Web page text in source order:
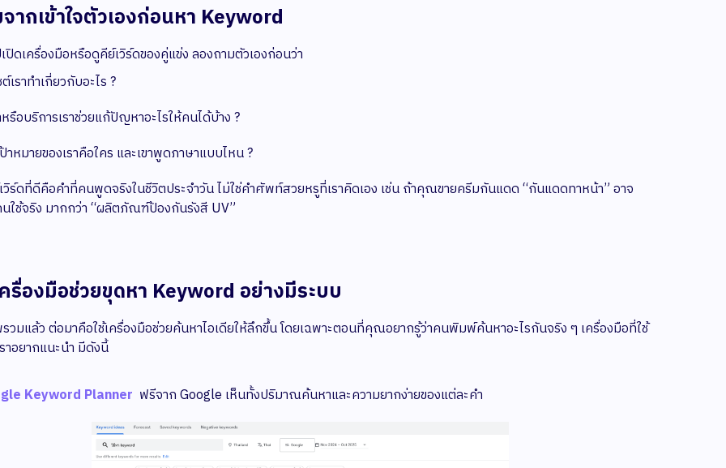
ากเข้าใจตัวเองก่อนหา Keyword
ปิดเครื่องมือหรือดูคีย์เวิร์ดของคู่แข่ง ลองถามตัวเองก่อนว่า
เราทำเกี่ยวกับอะไร ?
รือบริการเราช่วยแก้ปัญหาอะไรให้คนได้บ้าง ?
าหมายของเราคือใคร และเขาพูดภาษาแบบไหน ?
วิร์ดที่ดีคือคำที่คนพูดจริงในชีวิตประจำวัน ไม่ใช่คำศัพท์สวยหรูที่เราคิดเอง เช่น ถ้าคุณขายครีมกันแดด “กันแดดทาหน้า” อาจ
ใช้จริง มากกว่า “ผลิตภัณฑ์ป้องกันรังสี UV”
ครื่องมือช่วยขุดหา Keyword อย่างมีระบบ
วมแล้ว ต่อมาคือใช้เครื่องมือช่วยค้นหาไอเดียให้ลึกขึ้น โดยเฉพาะตอนที่คุณอยากรู้ว่าคนพิมพ์ค้นหาอะไรกันจริง ๆ เครื่องมือที่ใช้
าอยากแนะนำ มีดังนี้
Keyword Planner ฟรีจาก Google เห็นทั้งปริมาณค้นหาและความยากง่ายของแต่ละคำ